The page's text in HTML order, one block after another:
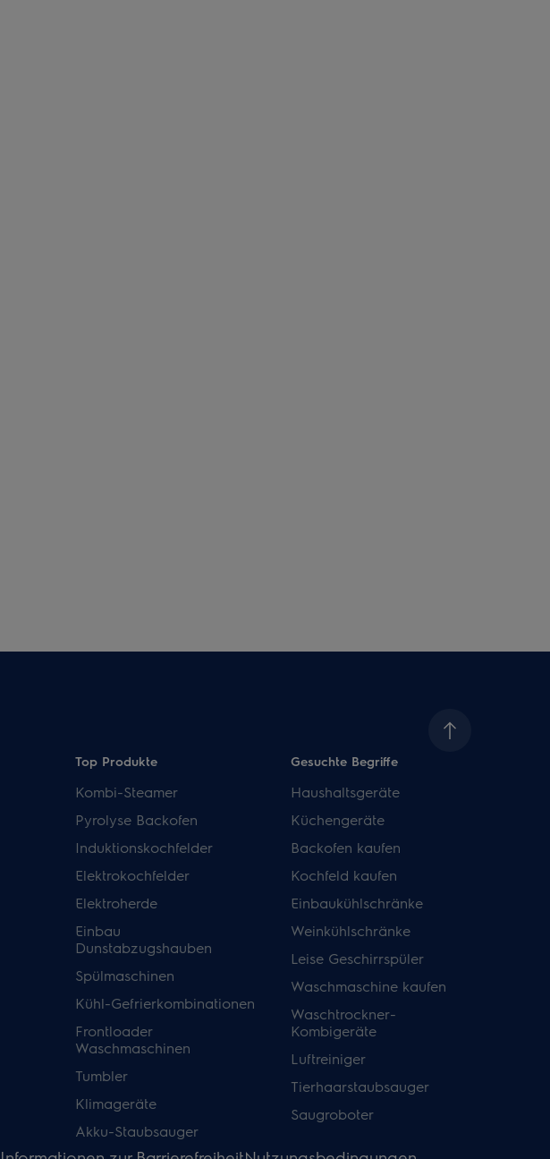
Top Produkte
Kombi-Steamer
Pyrolyse Backofen
Induktionskochfelder
Elektrokochfelder
Elektroherde
Einbau
Dunstabzugshauben
Spülmaschinen
Kühl-Gefrierkombinationen
Frontloader
Waschmaschinen
Tumbler
Klimageräte
Akku-Staubsauger
Gesuchte Begriffe
Haushaltsgeräte
Küchengeräte
Backofen kaufen
Kochfeld kaufen
Einbaukühlschränke
Weinkühlschränke
Leise Geschirrspüler
Waschmaschine kaufen
Waschtrockner-
Kombigeräte
Luftreiniger
Tierhaarstaubsauger
Saugroboter